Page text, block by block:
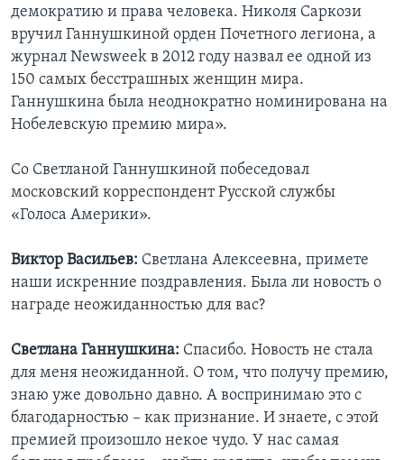
демократию и права человека. Николя Саркози
вручил Ганнушкиной орден Почетного легиона, а
журнал Newsweek в 2012 году назвал ее одной из
150 самых бесстрашных женщин мира.
Ганнушкина была неоднократно номинирована на
Нобелевскую премию мира».
Со Светланой Ганнушкиной побеседовал
московский корреспондент Русской службы
«Голоса Америки».
Виктор Васильев: Светлана Алексеевна, примете
наши искренние поздравления. Была ли новость о
награде неожиданностью для вас?
Светлана Ганнушкина: Спасибо. Новость не стала
для меня неожиданной. О том, что получу премию,
знаю уже довольно давно. А воспринимаю это с
благодарностью – как признание. И знаете, с этой
премией произошло некое чудо. У нас самая